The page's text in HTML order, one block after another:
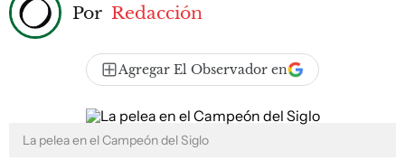
Por Redacción
Agregar El Observador en
La pelea en el Campeón del Siglo